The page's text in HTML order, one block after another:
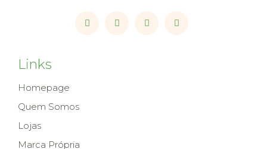
Links
Homepage
Quem Somos
Lojas
Marca Própria